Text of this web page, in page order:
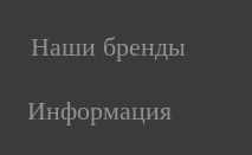
Наши бренды
Информация